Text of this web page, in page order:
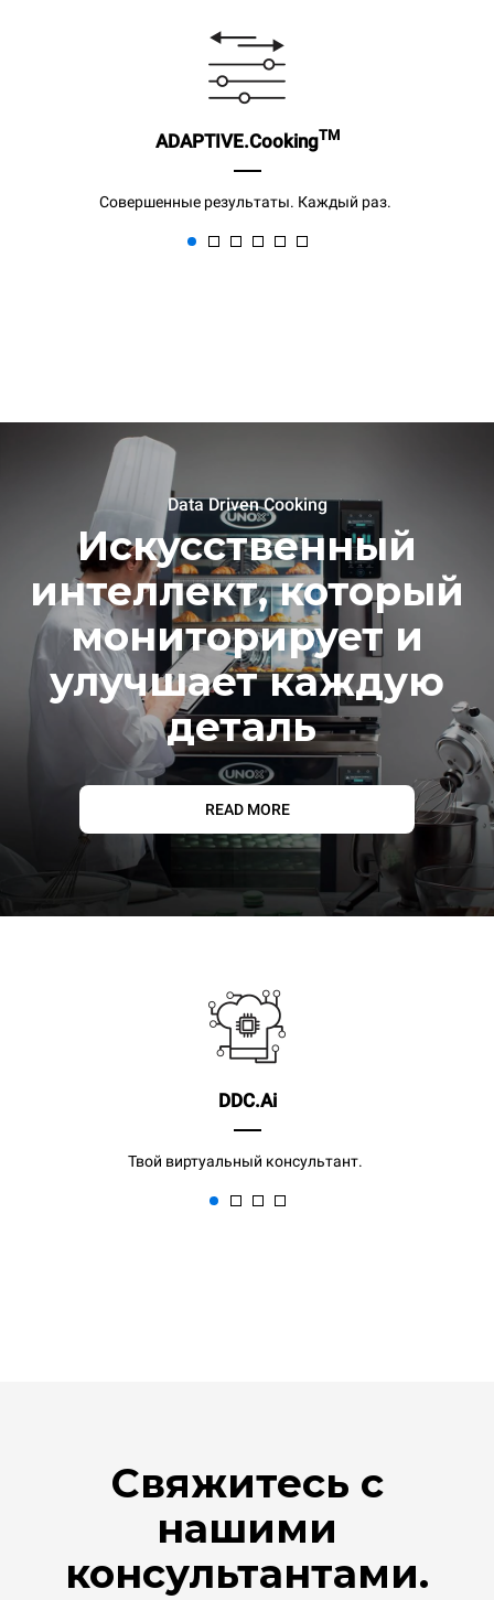
ADAPTIVE.CookingTM
Совершенные результаты. Каждый раз.
Data Driven Cooking
Искусственный
интеллект, который
мониторирует и
улучшает каждую
деталь
READ MORE
DDC.Ai
Твой виртуальный консультант.
Свяжитесь с
нашими
консультантами.